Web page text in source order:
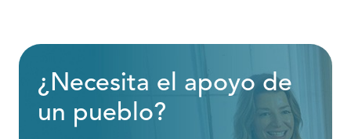
¿Necesita el apoyo de
un pueblo?